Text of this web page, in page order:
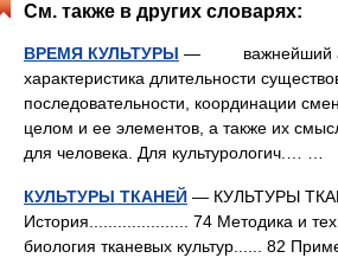
См. также в других словарях:
ВРЕМЯ КУЛЬТУРЫ — важнейший
характеристика длительности
последовательности, координации
целом и ее элементов, а также их
для человека. Для культурологич.… …
КУЛЬТУРЫ ТКАНЕЙ — КУЛЬТУРЫ
История..................... 74 Методика и
биология тканевых культур...... 82